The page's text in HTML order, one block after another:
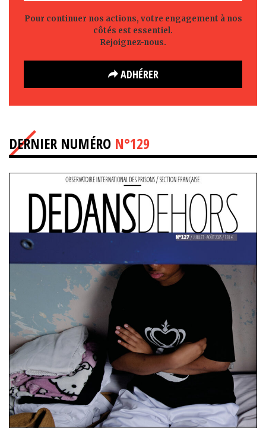
Pour continuer nos actions, votre engagement à nos
côtés est essentiel.
Rejoignez-nous.
ADHÉRER
DERNIER NUMÉRO N°129